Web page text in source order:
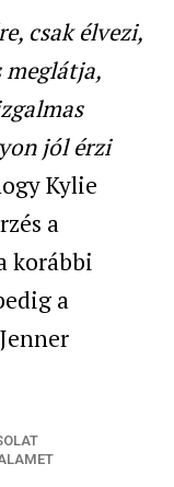
csak élvezi,
jól érzi
Kylie
a
korábbi
a